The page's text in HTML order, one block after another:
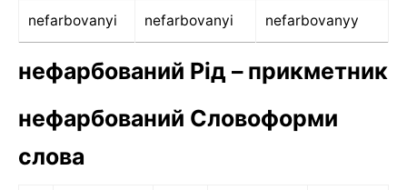
nefarbovanyi nefarbovanyi nefarbovanyy
нефарбований Рід – прикметник
нефарбований Словоформи
слова